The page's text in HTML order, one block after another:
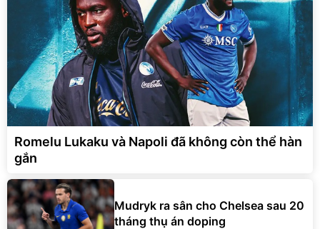
Romelu Lukaku và Napoli đã không còn thể hàn
gắn
Mudryk ra sân cho Chelsea sau 20
tháng thụ án doping